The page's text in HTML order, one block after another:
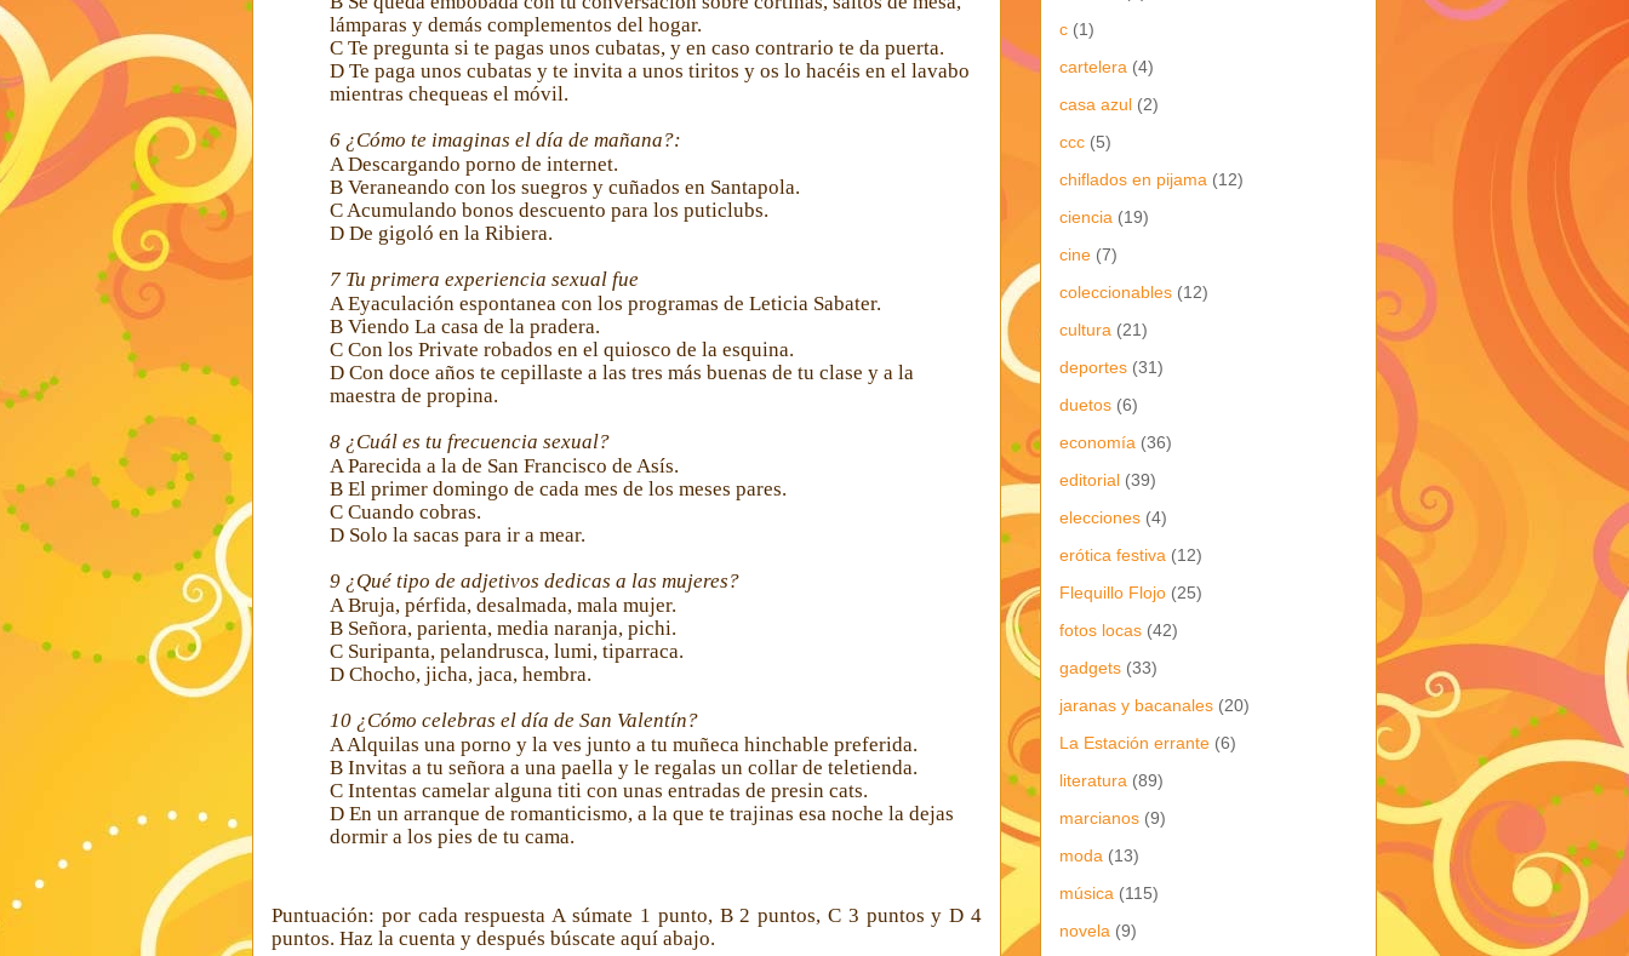
lámparas y demás complementos del hogar.
C Te pregunta si te pagas unos cubatas, y en caso contrario te da puerta.
D Te paga unos cubatas y te invita a unos tiritos y os lo hacéis en el lavabo
mientras chequeas el móvil.
6 ¿Cómo te imaginas el día de mañana?:
A Descargando porno de internet.
B Veraneando con los suegros y cuñados en Santapola.
CAcumulando bonos descuento para los puticlubs.
D De gigoló en la Ribiera.
7 Tu primera experiencia sexual fue
A Eyaculación espontanea con los programas de Leticia Sabater.
B Viendo La casa de la pradera.
C Con los Private robados en el quiosco de la esquina.
D Con doce años te cepillaste a las tres más buenas de tu clase y a la
maestra de propina.
8 ¿Cuál es tu frecuencia sexual?
A Parecida a la de San Francisco de Asís.
B El primer domingo de cada mes de los meses pares.
C Cuando cobras.
D Solo la sacas para ir a mear.
9 ¿Qué tipo de adjetivos dedicas a las mujeres?
A Bruja, pérfida, desalmada, mala mujer.
B Señora, parienta, media naranja, pichi.
C Suripanta, pelandrusca, lumi, tiparraca.
D Chocho, jicha, jaca, hembra.
10 ¿Cómo celebras el día de San Valentín?
AAlquilas una porno y la ves junto a tu muñeca hinchable preferida.
B Invitas a tu señora a una paella y le regalas un collar de teletienda.
C Intentas camelar alguna titi con unas entradas de presin cats.
D En un arranque de romanticismo, a la que te trajinas esa noche la dejas
dormir a los pies de tu cama.
Puntuación: por cada respuesta A súmate 1 punto, B 2 puntos, C 3 puntos y D 4
puntos. Haz la cuenta y después búscate aquí abajo.
c (1)
cartelera (4)
casa azul (2)
ccc (5)
chiflados en pijama (12)
ciencia (19)
cine (7)
coleccionables (12)
cultura (21)
deportes (31)
duetos (6)
economía (36)
editorial (39)
elecciones (4)
erótica festiva (12)
Flequillo Flojo (25)
fotos locas (42)
gadgets (33)
jaranas y bacanales (20)
La Estación errante (6)
literatura (89)
marcianos (9)
moda (13)
música (115)
novela (9)